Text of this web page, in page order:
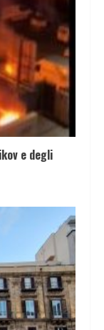
e degli